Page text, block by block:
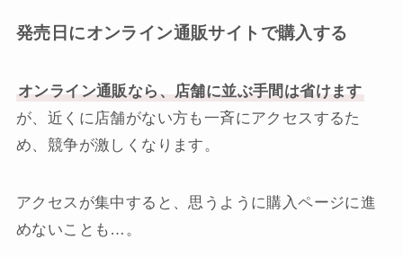
発売日にオンライン通販サイトで購入する
オンライン通販なら、店舗に並ぶ手間は省けます
が、近くに店舗がない方も一斉にアクセスするた
め、競争が激しくなります。
アクセスが集中すると、思うように購入ページに進
めないことも…。